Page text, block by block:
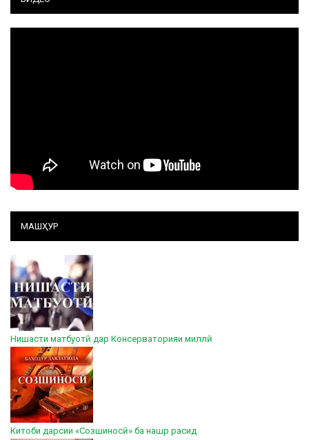
МАШҲУР
Нишасти матбуотӣ дар Консерваторияи миллӣ
Китоби дарсии «Созшиносӣ» ба нашр расид